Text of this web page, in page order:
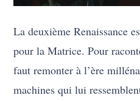
La deuxième Renaissance
pour la Matrice. Pour
faut remonter à l’ère
machines qui lui